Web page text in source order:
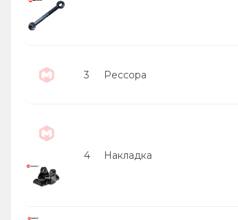
3 Рессора
4 Накладка